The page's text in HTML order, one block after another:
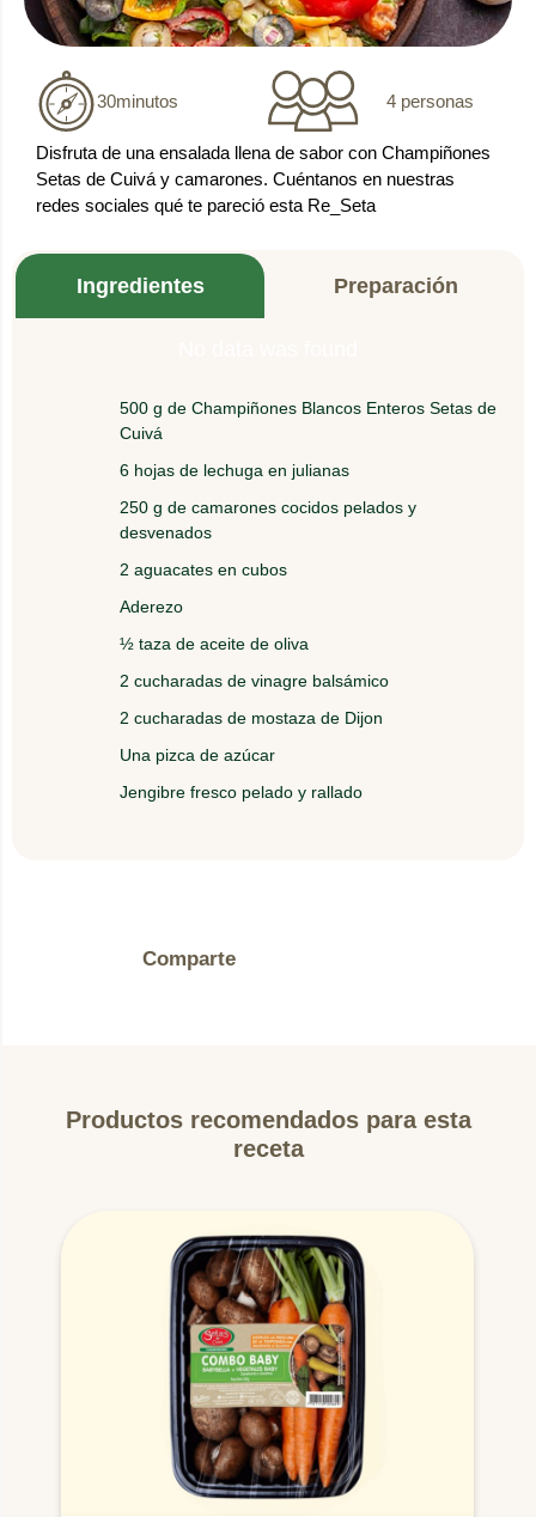
30minutos 4 personas
Disfruta de una ensalada llena de sabor con Champiñones
Setas de Cuivá y camarones. Cuéntanos en nuestras
redes sociales qué te pareció esta Re_Seta
Ingredientes Preparación
500 g de Champiñones Blancos Enteros Setas de
Cuivá
6 hojas de lechuga en julianas
250 g de camarones cocidos pelados y
desvenados
2 aguacates en cubos
Aderezo
½ taza de aceite de oliva
2 cucharadas de vinagre balsámico
2 cucharadas de mostaza de Dijon
Una pizca de azúcar
Jengibre fresco pelado y rallado
Mezcle el aceite, el vinagre, la mostaza, el azúcar
Saltee los camarones a fuego lento y reserve.
En un recipiente grande adicione la lechuga, los
aguacate y bañe con el aderezo.
Comparte
Productos recomendados para esta
receta